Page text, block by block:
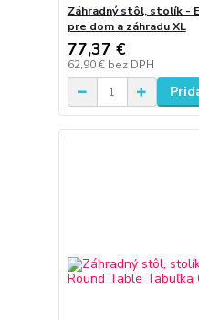
Záhradný stôl, stolík -
pre dom a záhradu XL
77,37 €
62,90 € bez DPH